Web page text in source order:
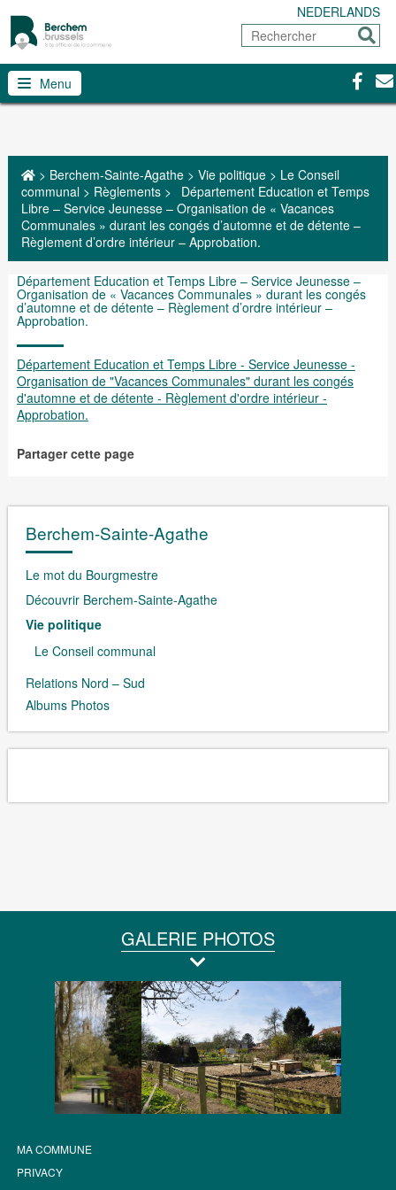
NEDERLANDS
Rechercher
Menu
> Berchem-Sainte-Agathe> Vie politique> Le Conseil
communal> Règlements>
Département Education et Temps
Libre – Service Jeunesse – Organisation de « Vacances
Communales » durant les congés d’automne et de détente –
Règlement d’ordre intérieur – Approbation.
Département Education et Temps Libre – Service Jeunesse –
Organisation de « Vacances Communales » durant les congés
d’automne et de détente – Règlement d’ordre intérieur –
Approbation.
Département Education et Temps Libre - Service Jeunesse -
Organisation de "Vacances Communales" durant les congés
d'automne et de détente - Règlement d'ordre intérieur -
Approbation.
Partager cette page
Berchem-Sainte-Agathe
Le mot du Bourgmestre
Découvrir Berchem-Sainte-Agathe
Vie politique
Le Conseil communal
Relations Nord – Sud
Albums Photos
GALERIE PHOTOS
MA COMMUNE
PRIVACY